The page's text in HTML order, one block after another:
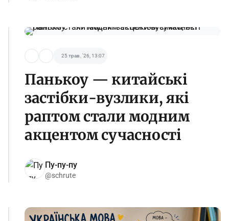
25 трав. '26, 13:07
Панькоу — китайські
застібки-вузлики, які
раптом стали модним
акцентом сучасності
Пу-пу-пу
@schrute